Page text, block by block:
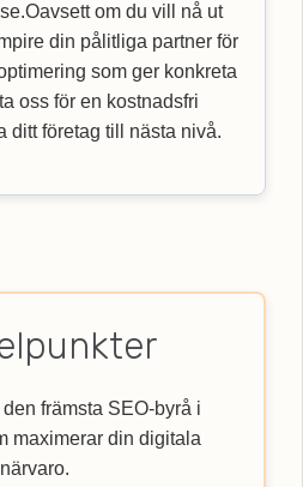
om du vill nå ut
din pålitliga partner för
som ger konkreta
oss för en kostnadsfri
ditt företag till nästa nivå.
främsta SEO-byrå i
maximerar din digitala
närvaro.